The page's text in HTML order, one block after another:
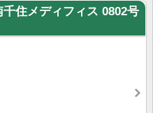
住メディフィス 0802号